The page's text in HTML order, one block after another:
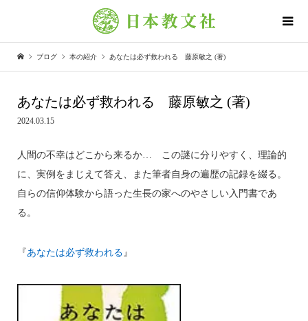
ブログ 本の紹介 あなたは必ず救われる 藤原敏之 (著)
あなたは必ず救われる 藤原敏之 (著)
2024.03.15
人間の不幸はどこから来るか… この謎に分りやすく、理論的
に、実例をまじえて答え、また筆者自身の遍歴の記録を綴る。
自らの信仰体験から語った生長の家へのやさしい入門書であ
る。
『あなたは必ず救われる 』